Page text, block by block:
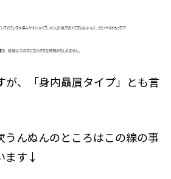
が、「身内贔屓タイプ」とも言
うんぬんのところはこの線の事
ます↓